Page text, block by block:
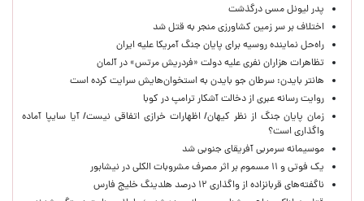
پدر لیونل مسی درگذشت
اختلاف بر سر زمین کشاورزی منجر به قتل شد
راه‌حل نماینده روسیه برای پایان جنگ آمریکا علیه ایران
تظاهرات هزاران نفری علیه دولت «فردریش مرتس» در آلمان
هانتر بایدن: سرطان جو بایدن به استخوان‌هایش سرایت کرده است
روایت رسانه عبری از دخالت آشکار ترامپ در کوبا
زمان پایان جنگ از نظر کیهان/ اظهارات خرازی اتفاقی نیست/ آیا سایپا آماده
واگذاری است؟
موسیمانه سرمربی آفریقای جنوبی شد
یک فوتی و ۱۱ مسموم بر اثر مصرف مشروبات الکلی در نیشابور
ناگفته‌های قربانزاده از واگذاری ۱۲ درصد هلدینگ خلیج فارس